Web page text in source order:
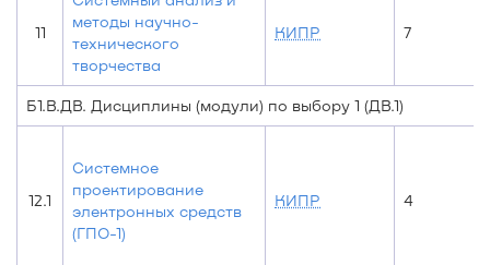
11
методы научно-
технического
творчества
КИПР 7
Б1.В.ДВ. Дисциплины (модули) по выбору 1 (ДВ.1)
12.1
Системное
проектирование
электронных средств
(ГПО-1)
КИПР 4